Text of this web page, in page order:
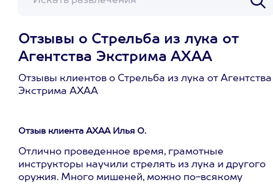
Отзывы о Стрельба из лука от
Агентства Экстрима АХАА
Отзывы клиентов о Стрельба из лука от Агентства
Экстрима АХАА
Отзыв клиента АХАА Илья О.
Отлично проведенное время, грамотные
инструкторы научили стрелять из лука и другого
оружия. Много мишеней, можно по-всякому